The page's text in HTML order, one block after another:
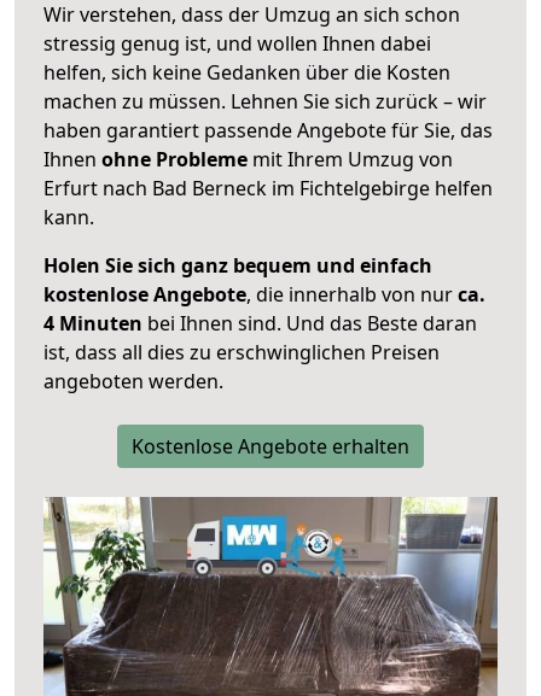
Wir verstehen, dass der Umzug an sich schon
stressig genug ist, und wollen Ihnen dabei
helfen, sich keine Gedanken über die Kosten
machen zu müssen. Lehnen Sie sich zurück – wir
haben garantiert passende Angebote für Sie, das
Ihnen ohne Probleme mit Ihrem Umzug von
Erfurt nach Bad Berneck im Fichtelgebirge helfen
kann.
Holen Sie sich ganz bequem und einfach
kostenlose Angebote, die innerhalb von nurca.
4 Minuten bei Ihnen sind. Und das Beste daran
ist, dass all dies zu erschwinglichen Preisen
angeboten werden.
Kostenlose Angebote erhalten